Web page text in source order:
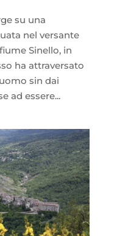
su una
nel versante
Sinello, in
ha attraversato
sin dai
ad essere...